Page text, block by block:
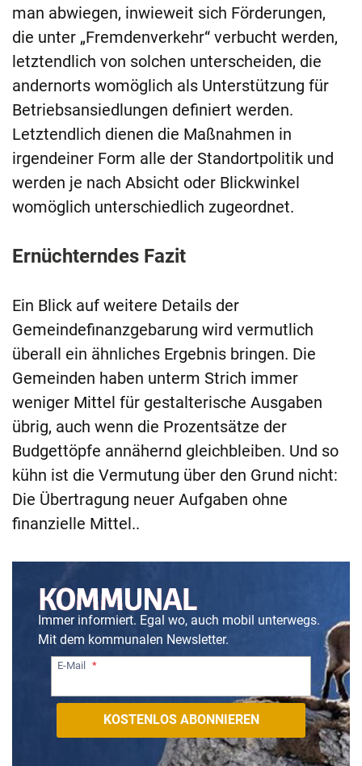
man abwiegen, inwieweit sich Förderungen,
die unter „Fremdenverkehr“ verbucht werden,
letztendlich von solchen unterscheiden, die
andernorts womöglich als Unterstützung für
Betriebsansiedlungen definiert werden.
Letztendlich dienen die Maßnahmen in
irgendeiner Form alle der Standortpolitik und
werden je nach Absicht oder Blickwinkel
womöglich unterschiedlich zugeordnet.
Ernüchterndes Fazit
Ein Blick auf weitere Details der
Gemeindefinanzgebarung wird vermutlich
überall ein ähnliches Ergebnis bringen. Die
Gemeinden haben unterm Strich immer
weniger Mittel für gestalterische Ausgaben
übrig, auch wenn die Prozentsätze der
Budgettöpfe annähernd gleichbleiben. Und so
kühn ist die Vermutung über den Grund nicht:
Die Übertragung neuer Aufgaben ohne
finanzielle Mittel..
Immer informiert. Egal wo, auch mobil unterwegs.
Mit dem kommunalen Newsletter.
E-Mail